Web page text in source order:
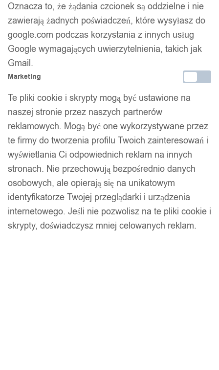
Produkty, które mogą Cię zainteresować
Srebrny zestaw pierścionków retro punk boho 69
11,99zł
Oznacza to, że żądania czcionek są oddzielne i nie
zawierają żadnych poświadczeń, które wysyłasz do
google.com podczas korzystania z innych usług
Google wymagających uwierzytelnienia, takich jak
Gmail.
Marketing
Te pliki cookie i skrypty mogą być ustawione na
naszej stronie przez naszych partnerów
reklamowych. Mogą być one wykorzystywane przez
te firmy do tworzenia profilu Twoich zainteresowań i
wyświetlania Ci odpowiednich reklam na innych
stronach. Nie przechowują bezpośrednio danych
osobowych, ale opierają się na unikatowym
identyfikatorze Twojej przeglądarki i urządzenia
internetowego. Jeśli nie pozwolisz na te pliki cookie i
skrypty, doświadczysz mniej celowanych reklam.